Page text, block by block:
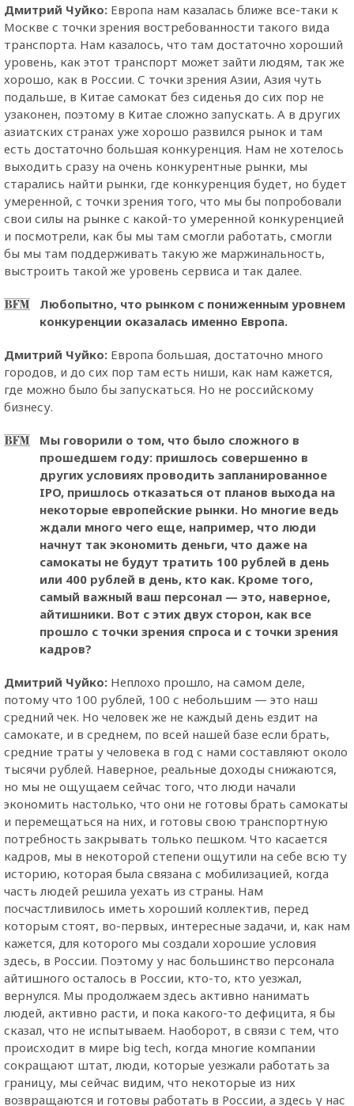
Дмитрий Чуйко: Европа нам казалась ближе все-таки к
Москве с точки зрения востребованности такого вида
транспорта. Нам казалось, что там достаточно хороший
уровень, как этот транспорт может зайти людям, так же
хорошо, как в России. С точки зрения Азии, Азия чуть
подальше, в Китае самокат без сиденья до сих пор не
узаконен, поэтому в Китае сложно запускать. А в других
азиатских странах уже хорошо развился рынок и там
есть достаточно большая конкуренция. Нам не хотелось
выходить сразу на очень конкурентные рынки, мы
старались найти рынки, где конкуренция будет, но будет
умеренной, с точки зрения того, что мы бы попробовали
свои силы на рынке с какой-то умеренной конкуренцией
и посмотрели, как бы мы там смогли работать, смогли
бы мы там поддерживать такую же маржинальность,
выстроить такой же уровень сервиса и так далее.
Любопытно, что рынком с пониженным уровнем
конкуренции оказалась именно Европа.
Дмитрий Чуйко: Европа большая, достаточно много
городов, и до сих пор там есть ниши, как нам кажется,
где можно было бы запускаться. Но не российскому
бизнесу.
Мы говорили о том, что было сложного в
прошедшем году: пришлось совершенно в
других условиях проводить запланированное
IPO, пришлось отказаться от планов выхода на
некоторые европейские рынки. Но многие ведь
ждали много чего еще, например, что люди
начнут так экономить деньги, что даже на
самокаты не будут тратить 100 рублей в день
или 400 рублей в день, кто как. Кроме того,
самый важный ваш персонал — это, наверное,
айтишники. Вот с этих двух сторон, как все
прошло с точки зрения спроса и с точки зрения
кадров?
Дмитрий Чуйко: Неплохо прошло, на самом деле,
потому что 100 рублей, 100 с небольшим — это наш
средний чек. Но человек же не каждый день ездит на
самокате, и в среднем, по всей нашей базе если брать,
средние траты у человека в год с нами составляют около
тысячи рублей. Наверное, реальные доходы снижаются,
но мы не ощущаем сейчас того, что люди начали
экономить настолько, что они не готовы брать самокаты
и перемещаться на них, и готовы свою транспортную
потребность закрывать только пешком. Что касается
кадров, мы в некоторой степени ощутили на себе всю ту
историю, которая была связана с мобилизацией, когда
часть людей решила уехать из страны. Нам
посчастливилось иметь хороший коллектив, перед
которым стоят, во-первых, интересные задачи, и, как нам
кажется, для которого мы создали хорошие условия
здесь, в России. Поэтому у нас большинство персонала
айтишного осталось в России, кто-то, кто уезжал,
вернулся. Мы продолжаем здесь активно нанимать
людей, активно расти, и пока какого-то дефицита, я бы
сказал, что не испытываем. Наоборот, в связи с тем, что
происходит в мире big tech, когда многие компании
сокращают штат, люди, которые уезжали работать за
границу, мы сейчас видим, что некоторые из них
возвращаются и готовы работать в России, а здесь у нас